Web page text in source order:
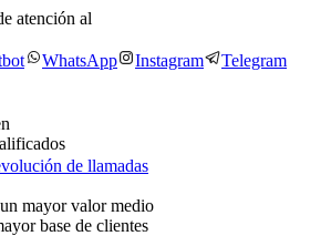
atención al
WhatsApp Instagram Telegram
de llamadas
mayor valor medio
base de clientes